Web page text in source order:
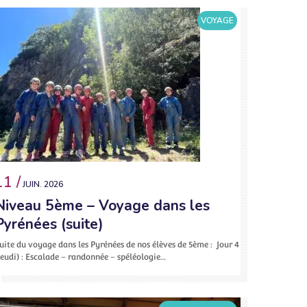
VOYAGE
/JUIN. 2026
5ème – Voyage dans les
(suite)
du voyage dans les Pyrénées de nos élèves de 5ème : Jour 4
: Escalade – randonnée – spéléologie…